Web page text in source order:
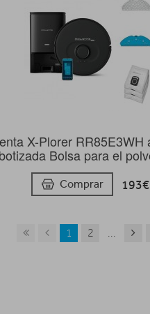
X-Plorer RR85E3WH
Bolsa para el
Comprar 193€
1 2 ...